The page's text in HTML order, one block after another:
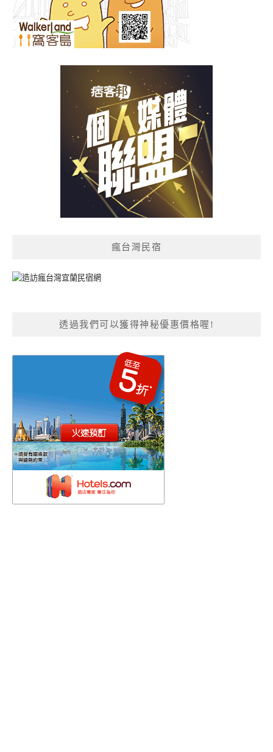
瘋台灣民宿
透過我們可以獲得神秘優惠價格喔!